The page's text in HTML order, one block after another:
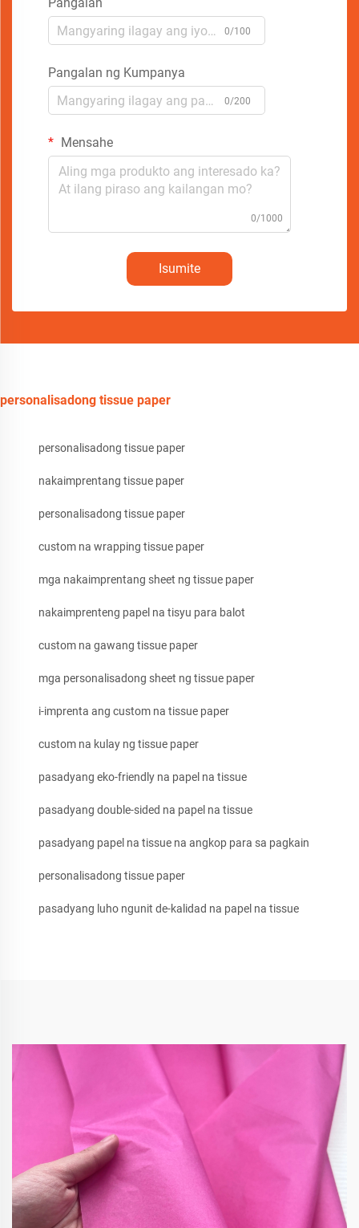
0/100
Pangalan ng Kumpanya
0/200
Mensahe
0/1000
Isumite
personalisadong tissue paper
personalisadong tissue paper
nakaimprentang tissue paper
personalisadong tissue paper
custom na wrapping tissue paper
mga nakaimprentang sheet ng tissue paper
nakaimprenteng papel na tisyu para balot
custom na gawang tissue paper
mga personalisadong sheet ng tissue paper
i-imprenta ang custom na tissue paper
custom na kulay ng tissue paper
pasadyang eko-friendly na papel na tissue
pasadyang double-sided na papel na tissue
pasadyang papel na tissue na angkop para sa pagkain
personalisadong tissue paper
pasadyang luho ngunit de-kalidad na papel na tissue